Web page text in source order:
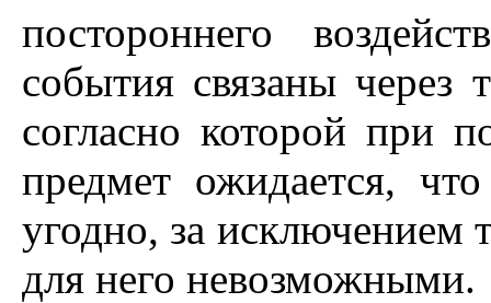
постороннего
события связаны через
согласно которой при
предмет ожидается,
угодно, за исключением
для него невозможными.